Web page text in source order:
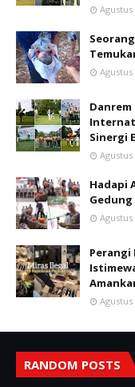
Agustus
Agustus
Danrem
Sinergi
Agustus
Hadapi
Agustus
Perangi
Agustus
RANDOM POSTS